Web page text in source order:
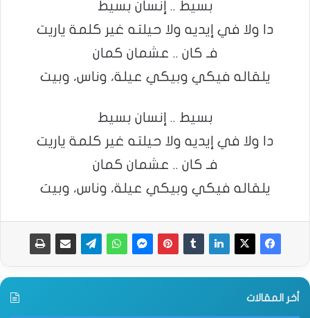
بسيط .. إنسان بسيط
دا ولا في إيديه ولا حيلته غير كلمة ياريت
فـ كان .. عشمان كمان
يلقاله فيكي وبيكي عيلة، وناس، وبيت
بسيط .. إنسان بسيط
دا ولا في إيديه ولا حيلته غير كلمة ياريت
فـ كان .. عشمان كمان
يلقاله فيكي وبيكي عيلة، وناس، وبيت
أخر المقالات